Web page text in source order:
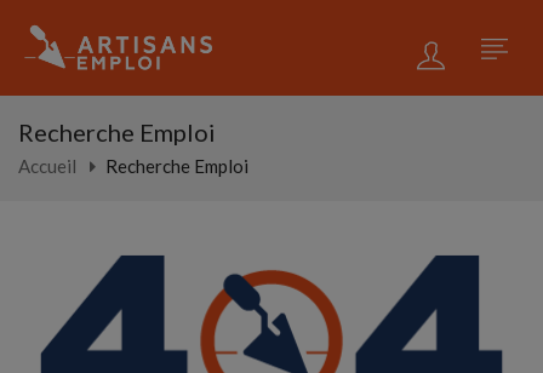
Recherche Emploi
Accueil Recherche Emploi